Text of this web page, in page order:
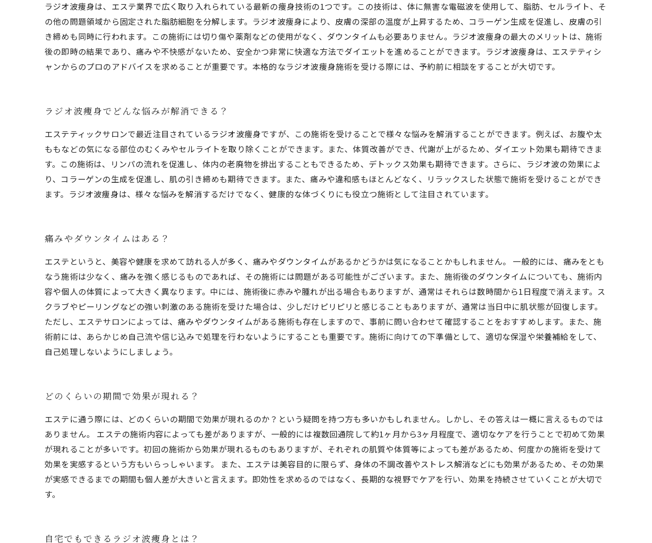
ラジオ波痩身は、エステ業界で広く取り入れられている最新の痩身技術の1つです。この技術は、体に無害な電磁波を使用して、脂肪、セルライト、そ
の他の問題領域から固定された脂肪細胞を分解します。ラジオ波痩身により、皮膚の深部の温度が上昇するため、コラーゲン生成を促進し、皮膚の引
き締めも同時に行われます。この施術には切り傷や薬剤などの使用がなく、ダウンタイムも必要ありません。ラジオ波痩身の最大のメリットは、施術
後の即時の結果であり、痛みや不快感がないため、安全かつ非常に快適な方法でダイエットを進めることができます。ラジオ波痩身は、エステティシ
ャンからのプロのアドバイスを求めることが重要です。本格的なラジオ波痩身施術を受ける際には、予約前に相談をすることが大切です。
ラジオ波痩身でどんな悩みが解消できる？
エステティックサロンで最近注目されているラジオ波痩身ですが、この施術を受けることで様々な悩みを解消することができます。例えば、お腹や太
ももなどの気になる部位のむくみやセルライトを取り除くことができます。また、体質改善ができ、代謝が上がるため、ダイエット効果も期待できま
す。この施術は、リンパの流れを促進し、体内の老廃物を排出することもできるため、デトックス効果も期待できます。さらに、ラジオ波の効果によ
り、コラーゲンの生成を促進し、肌の引き締めも期待できます。また、痛みや違和感もほとんどなく、リラックスした状態で施術を受けることができ
ます。ラジオ波痩身は、様々な悩みを解消するだけでなく、健康的な体づくりにも役立つ施術として注目されています。
痛みやダウンタイムはある？
エステというと、美容や健康を求めて訪れる人が多く、痛みやダウンタイムがあるかどうかは気になることかもしれません。 一般的には、痛みをとも
なう施術は少なく、痛みを強く感じるものであれば、その施術には問題がある可能性がございます。また、施術後のダウンタイムについても、施術内
容や個人の体質によって大きく異なります。中には、施術後に赤みや腫れが出る場合もありますが、通常はそれらは数時間から1日程度で消えます。ス
クラブやピーリングなどの強い刺激のある施術を受けた場合は、少しだけピリピリと感じることもありますが、通常は当日中に肌状態が回復します。
ただし、エステサロンによっては、痛みやダウンタイムがある施術も存在しますので、事前に問い合わせて確認することをおすすめします。また、施
術前には、あらかじめ自己流や信じ込みで処理を行わないようにすることも重要です。施術に向けての下準備として、適切な保湿や栄養補給をして、
自己処理しないようにしましょう。
どのくらいの期間で効果が現れる？
エステに通う際には、どのくらいの期間で効果が現れるのか？という疑問を持つ方も多いかもしれません。しかし、その答えは一概に言えるものでは
ありません。 エステの施術内容によっても差がありますが、一般的には複数回通院して約1ヶ月から3ヶ月程度で、適切なケアを行うことで初めて効果
が現れることが多いです。初回の施術から効果が現れるものもありますが、それぞれの肌質や体質等によっても差があるため、何度かの施術を受けて
効果を実感するという方もいらっしゃいます。 また、エステは美容目的に限らず、身体の不調改善やストレス解消などにも効果があるため、その効果
が実感できるまでの期間も個人差が大きいと言えます。即効性を求めるのではなく、長期的な視野でケアを行い、効果を持続させていくことが大切で
す。
自宅でもできるラジオ波痩身とは？